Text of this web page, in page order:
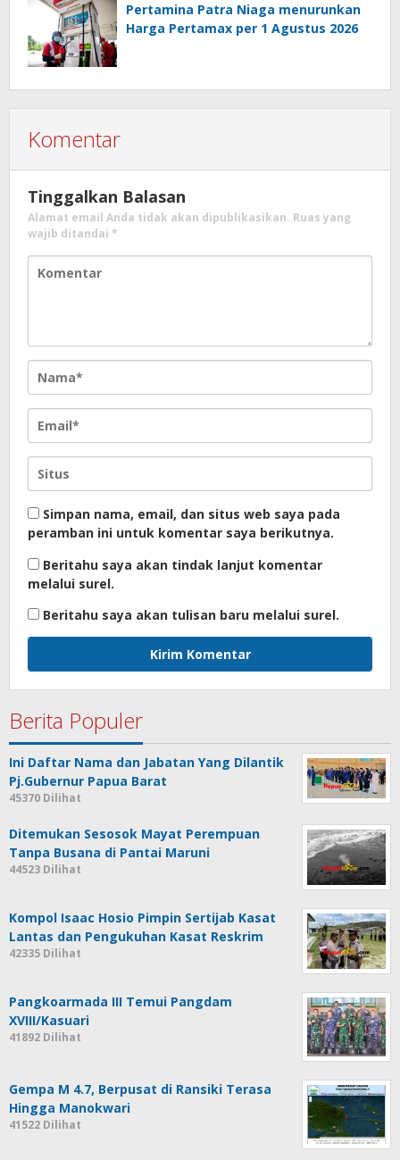
Pertamina Patra Niaga menurunkan
Harga Pertamax per 1 Agustus 2026
Komentar
Tinggalkan Balasan
Alamat email Anda tidak akan dipublikasikan. Ruas yang
wajib ditandai *
Simpan nama, email, dan situs web saya pada
peramban ini untuk komentar saya berikutnya.
Beritahu saya akan tindak lanjut komentar
melalui surel.
Beritahu saya akan tulisan baru melalui surel.
Berita Populer
Ini Daftar Nama dan Jabatan Yang Dilantik
Pj.Gubernur Papua Barat
45370 Dilihat
Ditemukan Sesosok Mayat Perempuan
Tanpa Busana di Pantai Maruni
44523 Dilihat
Kompol Isaac Hosio Pimpin Sertijab Kasat
Lantas dan Pengukuhan Kasat Reskrim
42335 Dilihat
Pangkoarmada III Temui Pangdam
XVIII/Kasuari
41892 Dilihat
Gempa M 4.7, Berpusat di Ransiki Terasa
Hingga Manokwari
41522 Dilihat